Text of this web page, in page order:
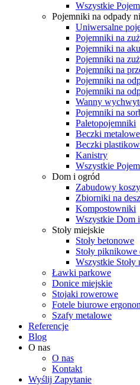
Wszystkie
Pojemniki na odpady
Uniwersalne
Pojemniki na
Pojemniki na
Pojemniki na
Pojemniki na
Pojemniki na
Pojemniki na
Wanny
Pojemniki na
Paletopojemniki
Beczki metalowe
Beczki
Kanistry
Wszystkie
Dom i ogród
Zabudowy
Zbiorniki na
Kompostowniki
Wszystkie Dom
Stoły miejskie
Stoły betonowe
Stoły piknikowe
Wszystkie Stoły
Ławki parkowe
Donice miejskie
Stojaki rowerowe
Fotele biurowe
Szafy metalowe
Referencje
Blog
O nas
O nas
Kontakt
Wyślij Zapytanie